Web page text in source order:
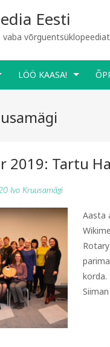
Eesti
vaba
LÖÖ KAASA!
2019: Tartu
Ivo Kruusamägi
Aasta
korda.